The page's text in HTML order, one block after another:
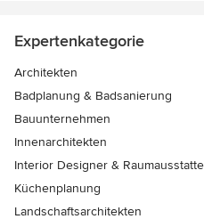
Expertenkategorie
Architekten
Badplanung & Badsanierung
Bauunternehmen
Innenarchitekten
Interior Designer &
Küchenplanung
Landschaftsarchitekten